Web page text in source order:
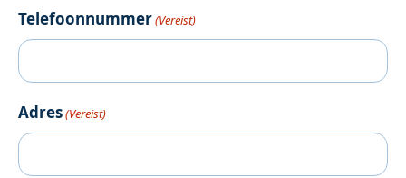
Telefoonnummer(Vereist)
Adres(Vereist)